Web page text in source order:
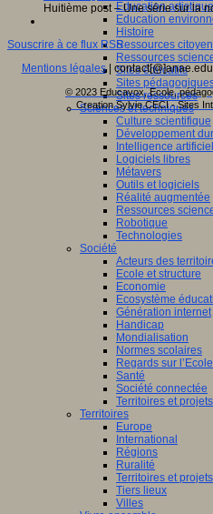
Education artistique
Education
Histoire
Ressources
Ressources
Sites éducatifs
Sites
Sites ressources
Sciences et techniques
Culture scientifique
Développement
Intelligence
Logiciels libres
Métavers
Outils et logiciels
Réalité augmentée
Ressources
Robotique
Technologies
Société
Acteurs des
Ecole et structure
Economie
Ecosystème
Génération internet
Handicap
Mondialisation
Normes scolaires
Regards sur l’Ecole
Santé
Société connectée
Territoires et projets
Territoires
Europe
International
Régions
Ruralité
Territoires et projets
Tiers lieux
Villes
Huitième post – Une série sur la
Souscrire à ce flux RSS
Mentions légales|
© 2023 Educavox, Ecole,
Creation Sylvie CECI - Sites